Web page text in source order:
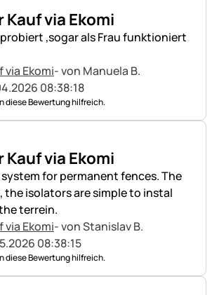
via Ekomi
,sogar als Frau funktioniert
Ekomi- von Manuela B.
08:38:18
diese Bewertung hilfreich.
via Ekomi
for permanent fences. The
the isolators are simple to instal
terrein.
Ekomi- von Stanislav B.
08:38:15
diese Bewertung hilfreich.